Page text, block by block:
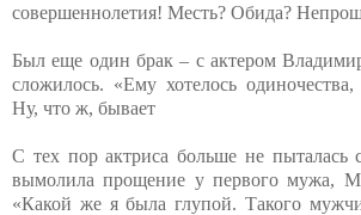
совершеннолетия! Месть? Обида?
Был еще один брак – с актером
сложилось. «Ему хотелось
Ну, что ж, бывает
С тех пор актриса больше не пыталась
вымолила прощение у первого мужа,
«Какой же я была глупой. Такого